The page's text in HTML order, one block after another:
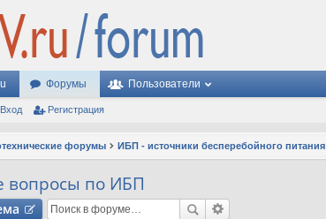
Форумы Пользователи
Вход Регистрация
форумы ИБП - источники бесперебойного питания
вопросы по ИБП